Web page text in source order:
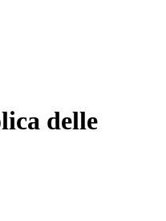
delle